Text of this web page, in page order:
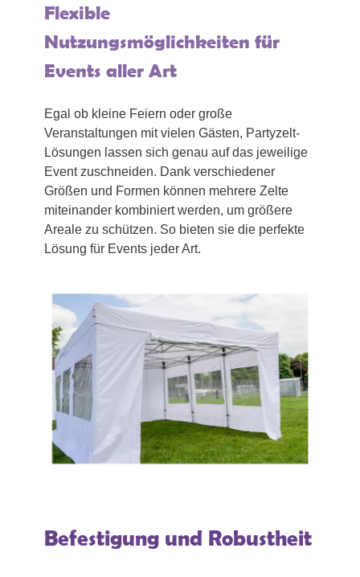
Flexible
Nutzungsmöglichkeiten für
Events aller Art
Egal ob kleine Feiern oder große
Veranstaltungen mit vielen Gästen, Partyzelt-
Lösungen lassen sich genau auf das jeweilige
Event zuschneiden. Dank verschiedener
Größen und Formen können mehrere Zelte
miteinander kombiniert werden, um größere
Areale zu schützen. So bieten sie die perfekte
Lösung für Events jeder Art.
Befestigung und Robustheit